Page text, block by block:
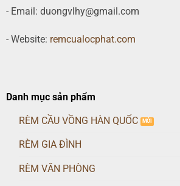
- Email: duongvlhy@gmail.com
- Website: remcualocphat.com
Danh mục sản phẩm
RÈM CẦU VỒNG HÀN QUỐC
RÈM GIA ĐÌNH
RÈM VĂN PHÒNG